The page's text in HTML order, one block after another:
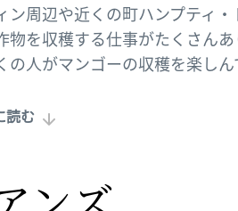
ン周辺や近くの町ハンプティ
物を収穫する仕事がたくさん
の人がマンゴーの収穫を楽しん
読む